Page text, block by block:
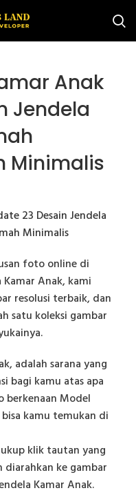
Anak
Jendela
Minimalis
foto online di
Anak, kami
resolusi terbaik, dan
satu koleksi gambar
adalah sarana yang
bagi kamu atas apa
berkenaan Model
kamu temukan di
klik tautan yang
diarahkan ke gambar
Kamar Anak.